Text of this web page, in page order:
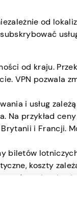
od
od kraju.
VPN pozwala
i usług
Na przykład
i Francji.
biletów
koszty
różnych usług
aby uzyskać